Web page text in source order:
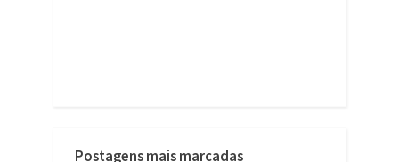
Postagens mais marcadas